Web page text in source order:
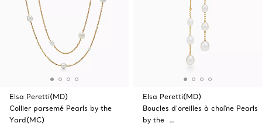
Elsa Peretti(MD)
Collier parsemé Pearls by the
Yard(MC)
Elsa Peretti(MD)
Boucles d’oreilles à chaîne Pearls
by the …